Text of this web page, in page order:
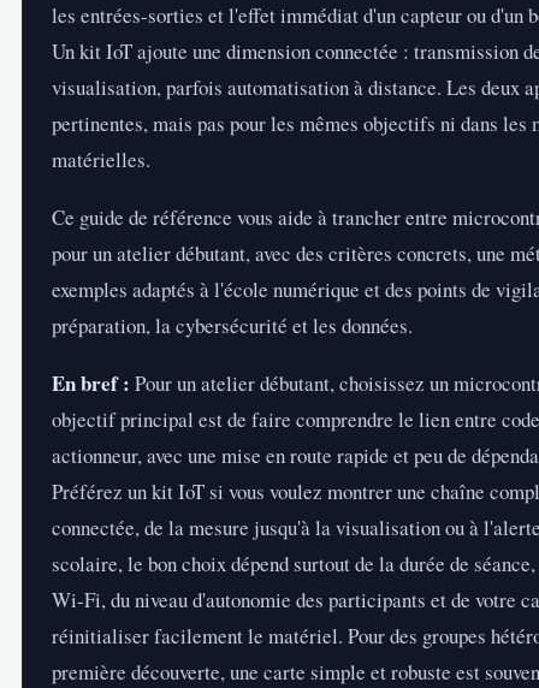
les entrées-sorties et l'effet immédiat d'un capteur ou d'un
Un kit IoT ajoute une dimension connectée : transmission
visualisation, parfois automatisation à distance. Les deux
pertinentes, mais pas pour les mêmes objectifs ni dans les
matérielles.
Ce guide de référence vous aide à trancher entre
pour un atelier débutant, avec des critères concrets, une
exemples adaptés à l'école numérique et des points de
préparation, la cybersécurité et les données.
En bref : Pour un atelier débutant, choisissez un
objectif principal est de faire comprendre le lien entre
actionneur, avec une mise en route rapide et peu de
Préférez un kit IoT si vous voulez montrer une chaîne
connectée, de la mesure jusqu'à la visualisation ou à
scolaire, le bon choix dépend surtout de la durée de
Wi-Fi, du niveau d'autonomie des participants et de votre
réinitialiser facilement le matériel. Pour des groupes
première découverte, une carte simple et robuste est